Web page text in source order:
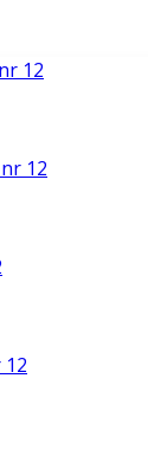
12
12